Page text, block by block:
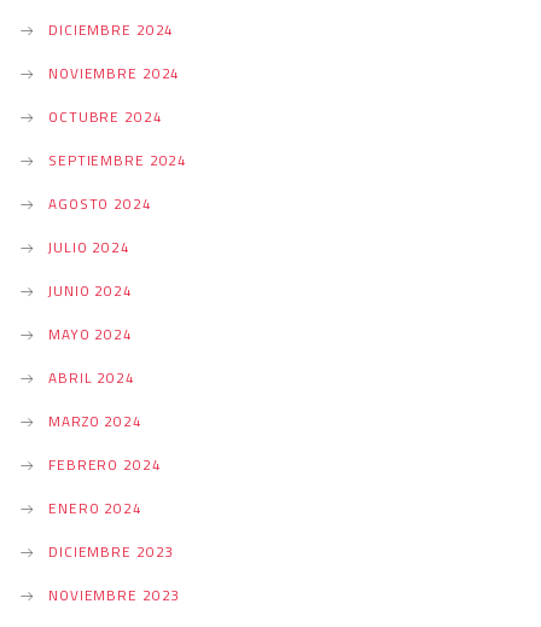
DICIEMBRE 2024
NOVIEMBRE 2024
OCTUBRE 2024
SEPTIEMBRE 2024
AGOSTO 2024
JULIO 2024
JUNIO 2024
MAYO 2024
ABRIL 2024
MARZO 2024
FEBRERO 2024
ENERO 2024
DICIEMBRE 2023
NOVIEMBRE 2023